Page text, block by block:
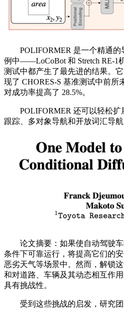
POLIFORMER 是一个精通的
例中——LoCoBot 和 Stretch RE-1
测试中都产生了最先进的结果。
现了 CHORES-S 基准测试中前所
对成功率提高了 28.5%。
POLIFORMER 还可以轻松扩
跟踪、多对象导航和开放词汇导航
论文摘要：如果使自动驾驶车
条件下可靠运行，将提高它们的
恶劣天气等场景中。然而，解锁
和对道路、车辆及其动态相互作
具有挑战性。
受到这些挑战的启发，研究团